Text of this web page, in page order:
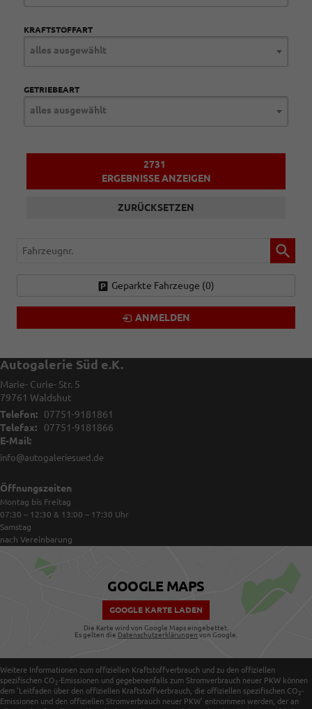
KRAFTSTOFFART
alles ausgewählt
GETRIEBEART
alles ausgewählt
2731
ERGEBNISSE ANZEIGEN
ZURÜCKSETZEN
Fahrzeugnr.
Geparkte Fahrzeuge (0)
ANMELDEN
Autogalerie Süd e.K.
Marie- Curie- Str. 5
79761 Waldshut
Telefon:
07751-9181861
Telefax:
07751-9181866
E-Mail:
info@autogaleriesued.de
Öffnungszeiten
Montag bis Freitag
07:30 – 12:30 & 13:00 – 17:30 Uhr
Samstag
nach Vereinbarung
GOOGLE MAPS
GOOGLE KARTE LADEN
Die Karte wird von Google Maps eingebettet.
Es gelten die Datenschutzerklärungen von Google.
Weitere Informationen zum offiziellen Kraftstoffverbrauch und zu den offiziellen
spezifischen CO 2-Emissionen und gegebenenfalls zum Stromverbrauch neuer PKW können
dem 'Leitfaden über den offiziellen Kraftstoffverbrauch, die offiziellen spezifischen CO 2-
Emissionen und den offiziellen Stromverbrauch neuer PKW' entnommen werden, der an